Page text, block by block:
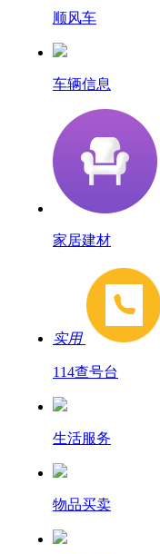
顺风车
车辆信息
家居建材
实用
114查号台
生活服务
物品买卖